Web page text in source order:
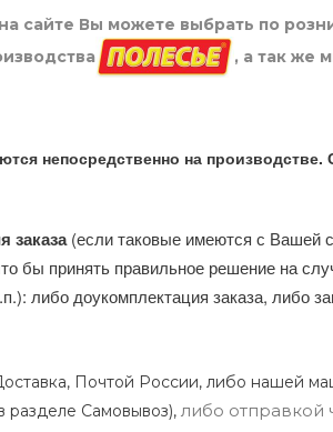
сайте Вы можете выбрать по
, а так же
непосредственно на
заказа(если таковые имеются с Вашей
бы принять правильное решение на
либо доукомплектация заказа, либо
Почтой России, либо нашей
разделе Самовывоз), либо отправкой